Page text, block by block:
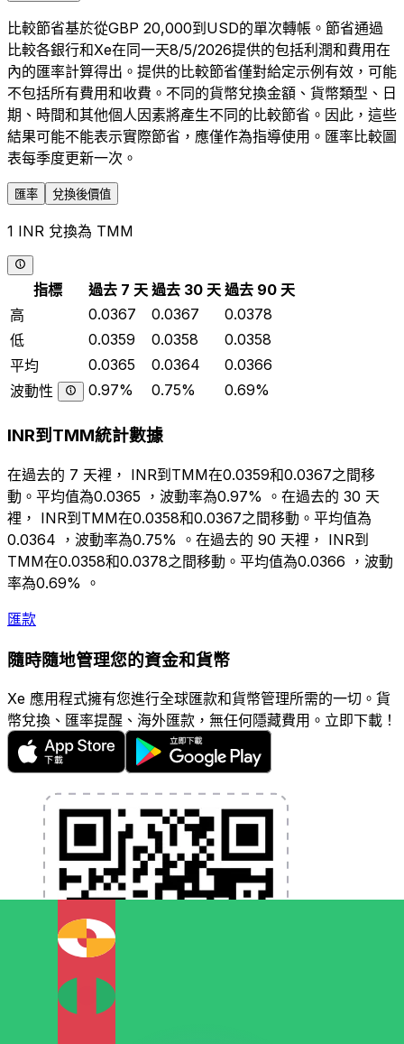
比較節省基於從GBP 20,000到USD的單次轉帳。節省通過
比較各銀行和Xe在同一天8/5/2026提供的包括利潤和費用在
內的匯率計算得出。提供的比較節省僅對給定示例有效，可能
不包括所有費用和收費。不同的貨幣兌換金額、貨幣類型、日
期、時間和其他個人因素將產生不同的比較節省。因此，這些
結果可能不能表示實際節省，應僅作為指導使用。匯率比較圖
表每季度更新一次。
匯率 兌換後價值
1 INR 兌換為 TMM
指標 過去 7 天 過去 30 天 過去 90 天
高
0.0367 0.0367
0.0378
低
0.0359 0.0358
0.0358
平均
0.0365 0.0364
0.0366
波動性
0.97% 0.75% 0.69%
INR到TMM統計數據
在過去的 7 天裡， INR到TMM在0.0359和0.0367之間移
動。平均值為0.0365 ，波動率為0.97% 。在過去的 30 天
裡， INR到TMM在0.0358和0.0367之間移動。平均值為
0.0364 ，波動率為0.75% 。在過去的 90 天裡， INR到
TMM在0.0358和0.0378之間移動。平均值為0.0366 ，波動
率為0.69% 。
匯款
隨時隨地管理您的資金和貨幣
Xe 應用程式擁有您進行全球匯款和貨幣管理所需的一切。貨
幣兌換、匯率提醒、海外匯款，無任何隱藏費用。立即下載！